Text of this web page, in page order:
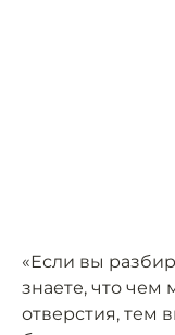
«Если вы
знаете, что
отверстия, тем